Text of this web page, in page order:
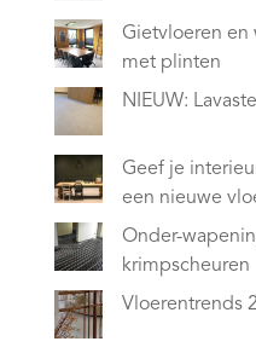
Gietvloeren en
met plinten
NIEUW:
Geef je
een nieuwe
Onder-
krimpscheuren
Vloerentrends